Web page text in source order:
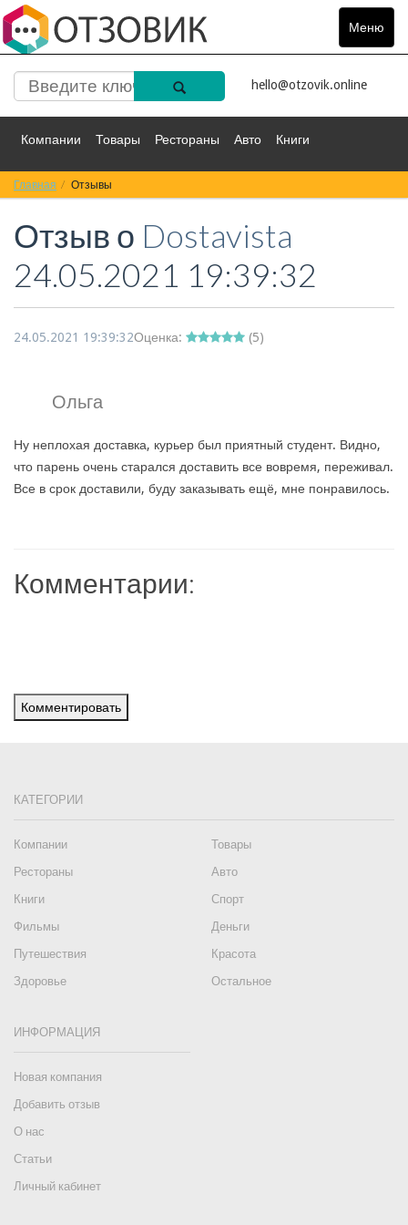
Меню
Toggle
hello@otzovik.online
Компании Товары Рестораны Авто Книги
Спорт Фильмы
Красота Здоровье Остальное
Главная Отзывы
Отзыв о Dostavista
24.05.2021 19:39:32
24.05.2021 19:39:32Оценка: (5)
Ольга
Ну неплохая доставка, курьер был приятный студент. Видно,
что парень очень старался доставить все вовремя, переживал.
Все в срок доставили, буду заказывать ещё, мне понравилось.
Комментарии:
Комментировать
КАТЕГОРИИ
Компании
Товары
Рестораны
Авто
Книги
Спорт
Фильмы
Деньги
Путешествия
Красота
Здоровье
Остальное
ИНФОРМАЦИЯ
Новая компания
Добавить отзыв
О нас
Статьи
Личный кабинет